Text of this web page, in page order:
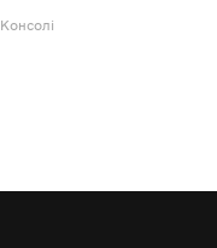
Консолі